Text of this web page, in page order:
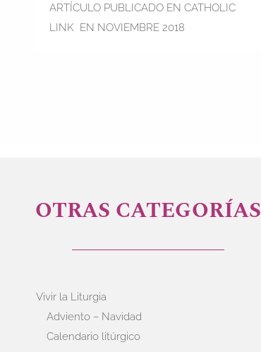
ARTÍCULO PUBLICADO EN CATHOLIC
LINK EN NOVIEMBRE 2018
OTRAS CATEGORÍAS
Vivir la Liturgia
Adviento – Navidad
Calendario litúrgico